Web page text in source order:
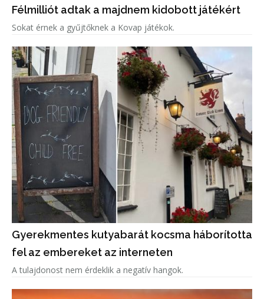
Félmilliót adtak a majdnem kidobott játékért
Sokat érnek a gyűjtőknek a Kovap játékok.
Gyerekmentes kutyabarát kocsma háborította
fel az embereket az interneten
A tulajdonost nem érdeklik a negatív hangok.